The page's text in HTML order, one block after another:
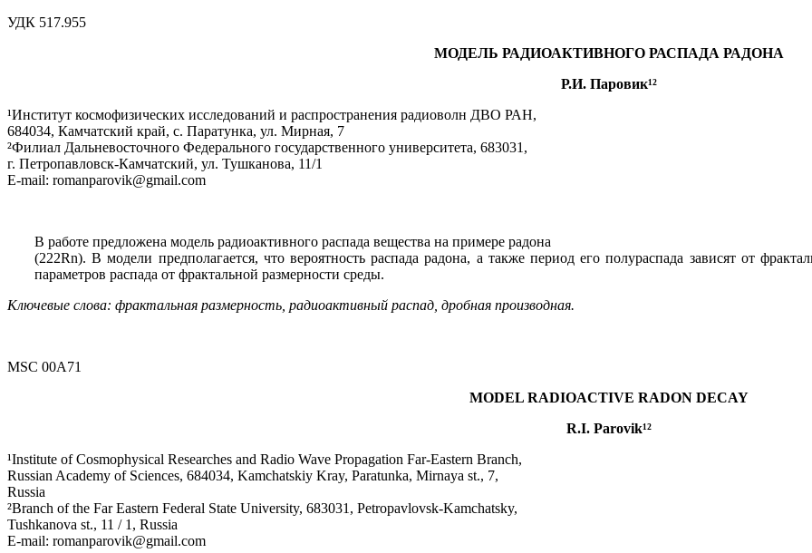
УДК 517.955
МОДЕЛЬ РАДИОАКТИВНОГО РАСПАДА РАДОНА
Р.И. Паровик¹²
¹Институт космофизических исследований и распространения радиоволн ДВО РАН,
684034, Камчатский край, с. Паратунка, ул. Мирная, 7
²Филиал Дальневосточного Федерального государственного университета, 683031,
г. Петропавловск-Камчатский, ул. Тушканова, 11/1
E-mail: romanparovik@gmail.com
В работе предложена модель радиоактивного распада вещества на примере радона
(222Rn). В модели предполагается, что вероятность распада радона, а также период его полураспада зависят от
параметров распада от фрактальной размерности среды.
Ключевые слова: фрактальная размерность, радиоактивный распад, дробная производная.
MSC 00A71
MODEL RADIOACTIVE RADON DECAY
R.I. Parovik¹²
¹Institute of Cosmophysical Researches and Radio Wave Propagation Far-Eastern Branch,
Russian Academy of Sciences, 684034, Kamchatskiy Kray, Paratunka, Mirnaya st., 7,
Russia
²Branch of the Far Eastern Federal State University, 683031, Petropavlovsk-Kamchatsky,
Tushkanova st., 11 / 1, Russia
E-mail: romanparovik@gmail.com